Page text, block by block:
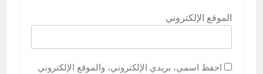
الموقع الإلكتروني
احفظ اسمي، بريدي الإلكتروني، والموقع الإلكتروني